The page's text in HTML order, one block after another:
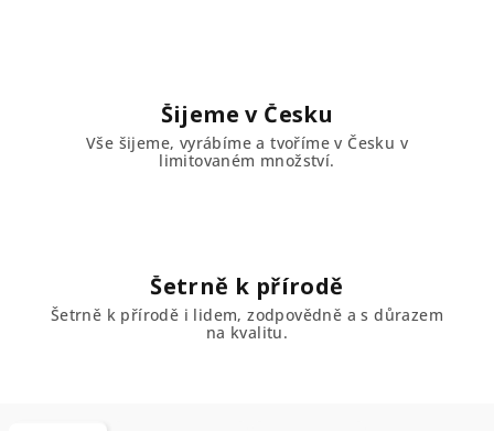
Šijeme v Česku
Vše šijeme, vyrábíme a tvoříme v Česku v
limitovaném množství.
Šetrně k přírodě
Šetrně k přírodě i lidem, zodpovědně a s důrazem
na kvalitu.